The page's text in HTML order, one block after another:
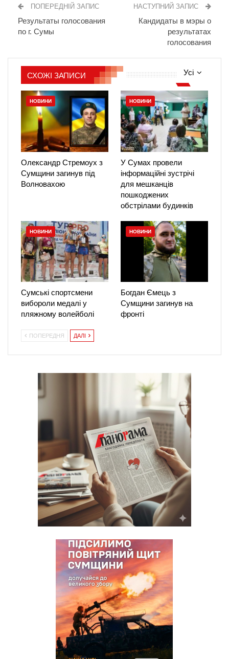
ПОПЕРЕДНІЙ ЗАПИС
Результаты голосования
по г. Сумы
НАСТУПНИЙ ЗАПИС
Кандидаты в мэры о
результатах
голосования
Усі
СХОЖІ ЗАПИСИ
НОВИНИ
Олександр Стремоух з
Сумщини загинув під
Волновахою
НОВИНИ
У Сумах провели
інформаційні зустрічі
для мешканців
пошкоджених
обстрілами будинків
НОВИНИ
Сумські спортсмени
вибороли медалі у
пляжному волейболі
НОВИНИ
Богдан Ємець з
Сумщини загинув на
фронті
ПОПЕРЕДНЯ ДАЛІ